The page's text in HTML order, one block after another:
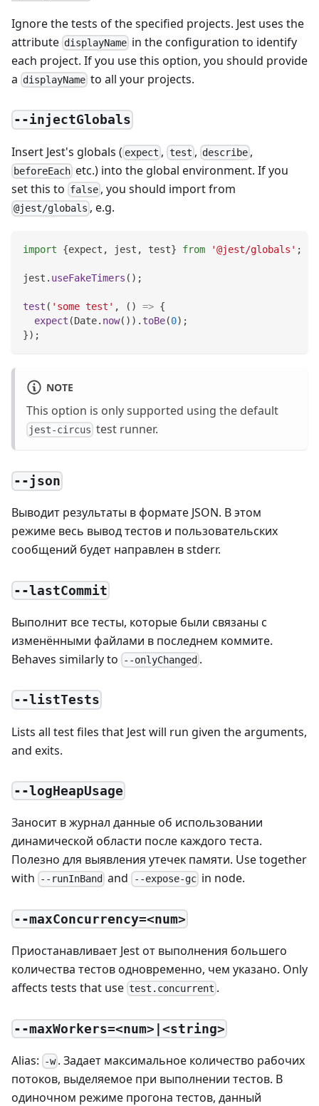
Ignore the tests of the specified projects. Jest uses the
attribute displayName in the configuration to identify
each project. If you use this option, you should provide
a displayName to all your projects.
--injectGlobals
Insert Jest's globals ( expect , test , describe ,
beforeEach etc.) into the global environment. If you
set this to false , you should import from
@jest/globals , e.g.
import {expect , jest , test} from '@jest/globals' ;
jest . useFakeTimers ( ) ;
test ( 'some test' , ( ) => {
expect (Date. now( ) ) . toBe(0) ;
}) ;
NOTE
This option is only supported using the default
jest-circus test runner.
--json
Выводит результаты в формате JSON. В этом
режиме весь вывод тестов и пользовательских
сообщений будет направлен в stderr.
--lastCommit
Выполнит все тесты, которые были связаны с
изменёнными файлами в последнем коммите.
Behaves similarly to
--onlyChanged .
--listTests
Lists all test files that Jest will run given the arguments,
and exits.
--logHeapUsage
Заносит в журнал данные об использовании
динамической области после каждого теста.
Полезно для выявления утечек памяти. Use together
with
--runInBand and --expose-gcin node.
--maxConcurrency=<num>
Приостанавливает Jest от выполнения большего
количества тестов одновременно, чем указано. Only
affects tests that use test.concurrent .
--maxWorkers=<num>|<string>
Alias: -w . Задает максимальное количество рабочих
потоков, выделяемое при выполнении тестов. В
одиночном режиме прогона тестов, данный